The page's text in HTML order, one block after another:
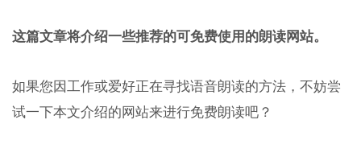
这篇文章将介绍一些推荐的可免费使用的朗读网站。
如果您因工作或爱好正在寻找语音朗读的方法，不妨尝
试一下本文介绍的网站来进行免费朗读吧？